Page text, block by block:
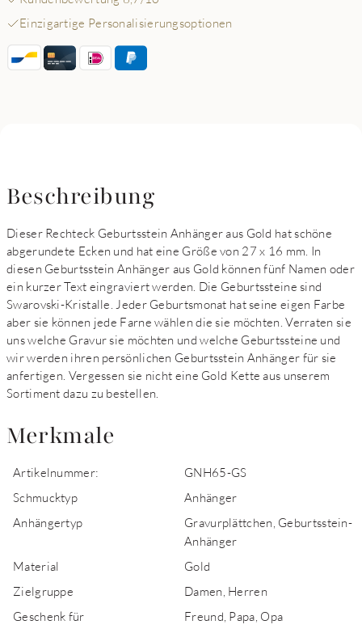
Einzigartige Personalisierungsoptionen
Beschreibung
Dieser Rechteck Geburtsstein Anhänger aus Gold hat schöne
abgerundete Ecken und hat eine Größe von 27 x 16 mm. In
diesen Geburtsstein Anhänger aus Gold können fünf Namen oder
ein kurzer Text eingraviert werden. Die Geburtssteine sind
Swarovski-Kristalle. Jeder Geburtsmonat hat seine eigen Farbe
aber sie können jede Farne wählen die sie möchten. Verraten sie
uns welche Gravur sie möchten und welche Geburtssteine und
wir werden ihren persönlichen Geburtsstein Anhänger für sie
anfertigen. Vergessen sie nicht eine Gold Kette aus unserem
Sortiment dazu zu bestellen.
Merkmale
Artikelnummer:
GNH65-GS
Schmucktyp
Anhänger
Anhängertyp
Gravurplättchen, Geburtsstein-
Anhänger
Material
Gold
Zielgruppe
Damen, Herren
Geschenk für
Freund, Papa, Opa